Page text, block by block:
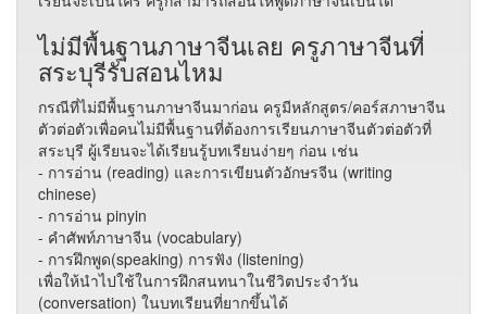
ไม่มีพื้นฐานภาษาจีนเลย ครูภาษาจีนที่
สระบุรีรับสอนไหม
กรณีที่ไม่มีพื้นฐานภาษาจีนมาก่อน ครูมีหลักสูตร/คอร์สภาษาจีน
ตัวต่อตัวเพื่อคนไม่มีพื้นฐานที่ต้องการเรียนภาษาจีนตัวต่อตัวที่
สระบุรี ผู้เรียนจะได้เรียนรู้บทเรียนง่ายๆ ก่อน เช่น
- การอ่าน (reading) และการเขียนตัวอักษรจีน (writing
chinese)
- การอ่าน pinyin
- คำศัพท์ภาษาจีน (vocabulary)
- การฝึกพูด(speaking) การฟัง (listening)
เพื่อให้นำไปใช้ในการฝึกสนทนาในชีวิตประจำวัน
(conversation) ในบทเรียนที่ยากขึ้นได้